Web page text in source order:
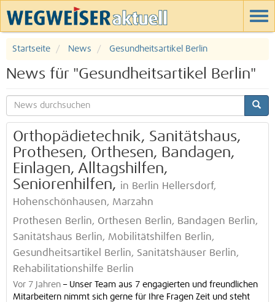
Startseite News Gesundheitsartikel Berlin
News für "Gesundheitsartikel Berlin"
Orthopädietechnik, Sanitätshaus,
Prothesen, Orthesen, Bandagen,
Einlagen, Alltagshilfen,
Seniorenhilfen, in Berlin Hellersdorf,
Hohenschönhausen, Marzahn
Prothesen Berlin, Orthesen Berlin, Bandagen Berlin,
Sanitätshaus Berlin, Mobilitätshilfen Berlin,
Gesundheitsartikel Berlin, Sanitätshäuser Berlin,
Rehabilitationshilfe Berlin
Vor 7 Jahren – Unser Team aus 7 engagierten und freundlichen
Mitarbeitern nimmt sich gerne für Ihre Fragen Zeit und steht